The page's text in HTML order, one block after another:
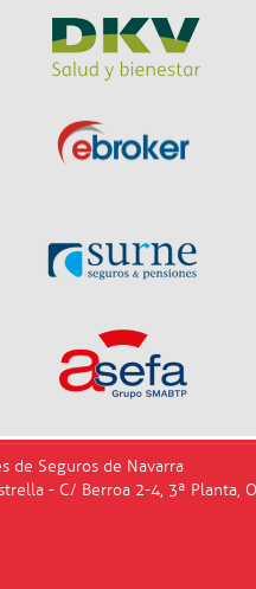
de Seguros de Navarra
- C/ Berroa 2-4, 3ª Planta,